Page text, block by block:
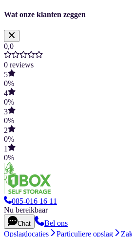
Wat onze klanten zeggen
0,0
0 reviews
5
0%
4
0%
3
0%
2
0%
1
0%
085-016 16 11
Nu bereikbaar
Chat
Bel ons
Opslaglocaties
Particuliere opslag